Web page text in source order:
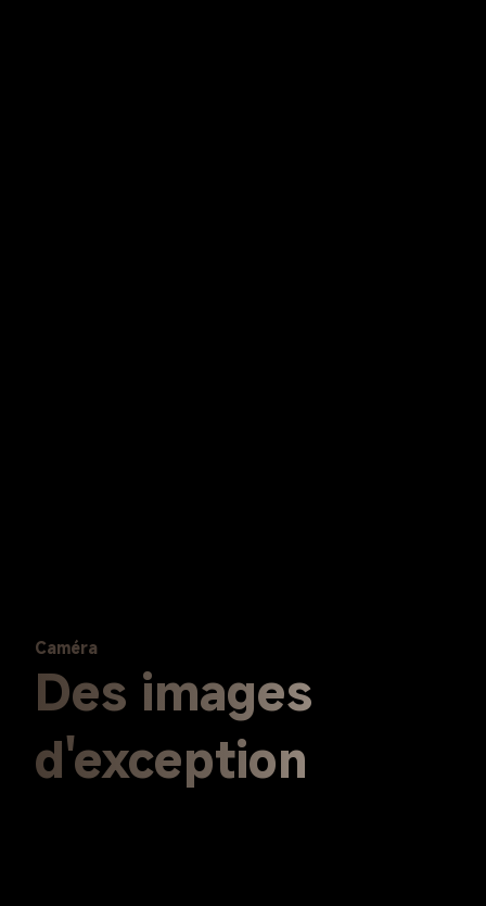
Caméra
Des images
d'exception